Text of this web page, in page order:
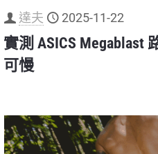
達夫 2025-11-22
實測 ASICS Megablast
可慢